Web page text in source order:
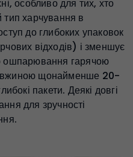
особливо для тих, хто
тип харчування в
до глибоких упаковок
відходів) і зменшує
ошпарювання гарячою
щонайменше 20-
пакети. Деякі довгі
для зручності